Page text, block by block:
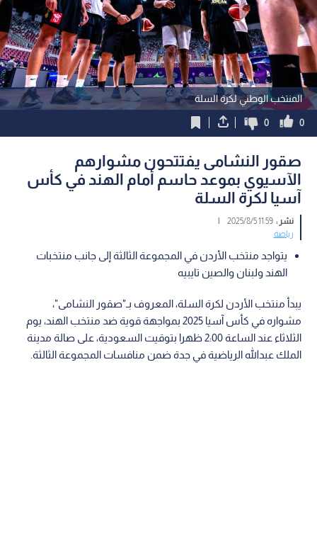
المنتخب الوطني لكرة السلة
0
0
صقور النشامى يفتتحون مشوارهم
الآسيوي بموعد حاسم أمام الهند في كأس
آسيا لكرة السلة
نشر :11:59 2025/8/5
|
رياضة
يتواجد منتخب الأردن في المجموعة الثالثة إلى جانب منتخبات
الهند ولبنان والصين تايبيه
يبدأ منتخب الأردن لكرة السلة، المعروف بـ"صقور النشامى"،
مشواره في كأس آسيا 2025 بمواجهة قوية ضد منتخب الهند، يوم
الثلاثاء عند الساعة 2:00 ظهرا بتوقيت السعودية، على صالة مدينة
الملك عبدالله الرياضية في جدة ضمن منافسات المجموعة الثالثة.